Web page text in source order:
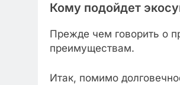
Кому подойдет
Прежде чем говорить о
преимуществам.
Итак, помимо